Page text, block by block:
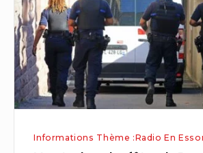
de
Bayonne
:
sept
suspects
placés
détention
Informations Thème :Radio En